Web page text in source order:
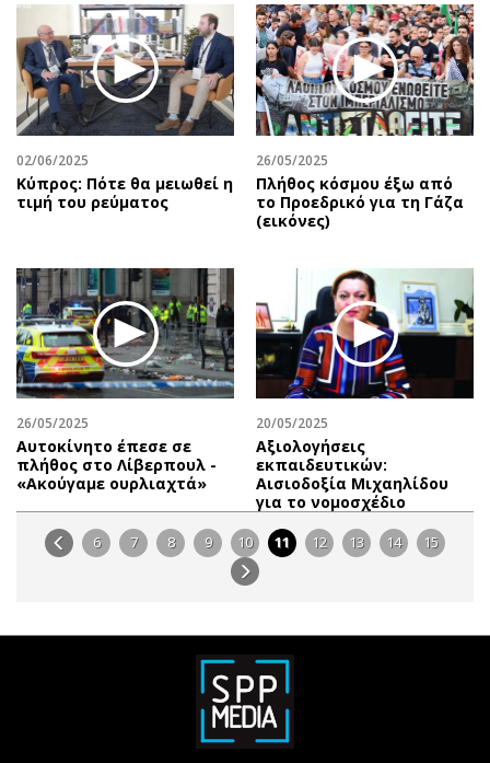
02/06/2025
Κύπρος: Πότε θα μειωθεί η
τιμή του ρεύματος
26/05/2025
Πλήθος κόσμου έξω από
το Προεδρικό για τη Γάζα
(εικόνες)
26/05/2025
Αυτοκίνητο έπεσε σε
πλήθος στο Λίβερπουλ -
«Ακούγαμε ουρλιαχτά»
20/05/2025
Αξιολογήσεις
εκπαιδευτικών:
Αισιοδοξία Μιχαηλίδου
για το νομοσχέδιο
6 7 8 9 10 11 12 13 14 15